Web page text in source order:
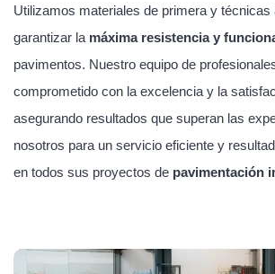
Utilizamos materiales de primera y técnicas
garantizar la máxima resistencia y
pavimentos. Nuestro equipo de
comprometido con la excelencia y la
asegurando resultados que superan las
nosotros para un servicio eficiente y
en todos sus proyectos de pavimentación